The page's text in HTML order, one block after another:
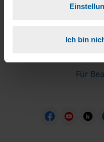
Ich bin
Die erste
Für
Für